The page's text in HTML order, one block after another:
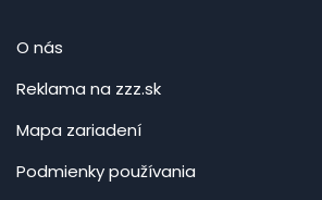
O nás
Reklama na zzz.sk
Mapa zariadení
Podmienky používania